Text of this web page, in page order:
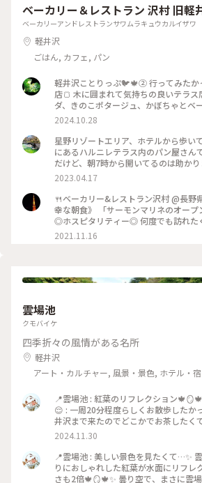
ベーカリー＆レストラン 沢村 旧軽
ベーカリーアンドレストランサワムラキュウカルイザワ
軽井沢
ごはん, カフェ, パン
軽井沢ことりっぷ🐦️🍁② 行ってみたか
店🍞 木に囲まれて気持ちの良いテラス
ダ、きのこポタージュ、かぼちゃとベ
井沢限定の言葉に惹かれてカルツォ
ろごろ肉厚ベーコン、濃厚チーズがと
も美味しくて秋を感じました🎃💕 シ
てパンの品揃えも豊富で買いたくなり
買えるからなぁと眺めて我慢〜😊💓 #
リー＆レストラン沢村 #本店 #旧軽井
まれて #ブランチ #カルツォーネ #ベ
軽井沢ことりっぷ
2024.10.28
星野リゾートエリア、ホテルから歩い
にあるハルニレテラス内のパン屋さん
だけど、朝7時から開いてるのは助か
ってみてはいかがでしょうか？ 小鳥のさえずり、川のせせら
ぎに癒されながら、美味しいパンが堪能でき
軽井沢 #私のことりっぷ旅
2023.04.17
🍴ベーカリー&レストラン沢村 @長野
幸な朝食》 「サーモンマリネのオープンサンド」 雰囲気◎味
◎ホスピタリティー◎ 何度でも訪れた
てに朝早くから混雑することもあるそ
る沢村のモーニング。 私は軽井沢で
ン #モーニング #私のことりっぷ
2021.11.16
雲場池
クモバイケ
四季折々の風情がある名所
軽井沢
アート・カルチャー, 風景・景色, ホテル・宿
📍雲場池 : 紅葉のリフレクション
😌 : 一周20分程度らしくお散歩したか
井沢まで来たのでどこかでお茶したく
トオーダーを気にして、途中で引き返
写真を見たら、もっと奥も素敵だった
念な気持ちになりました🥲 : 雲場池は
💡 車で向かう際は有料駐車場から歩き
ておくのがおすすめです！ :
2024.11.30
📍雲場池 : 美しい景色を見たくて…✨
りにおしゃれした紅葉が水面にリフレ
さも2倍🍁🪞🍁✨ 曇り空で、まさに雲